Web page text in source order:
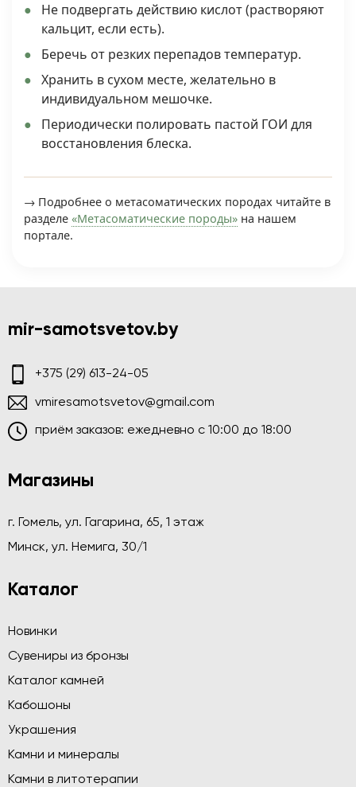
Не подвергать действию кислот (растворяют
кальцит, если есть).
Беречь от резких перепадов температур.
Хранить в сухом месте, желательно в
индивидуальном мешочке.
Периодически полировать пастой ГОИ для
восстановления блеска.
→ Подробнее о метасоматических породах читайте в
разделе «Метасоматические породы» на нашем
портале.
mir-samotsvetov.by
+375 (29) 613-24-05
vmiresamotsvetov@gmail.com
приём заказов: ежедневно c 10:00 до 18:00
Магазины
г. Гомель, ул. Гагарина, 65, 1 этаж
Минск, ул. Немига, 30/1
Каталог
Новинки
Сувениры из бронзы
Каталог камней
Кабошоны
Украшения
Камни и минералы
Камни в литотерапии